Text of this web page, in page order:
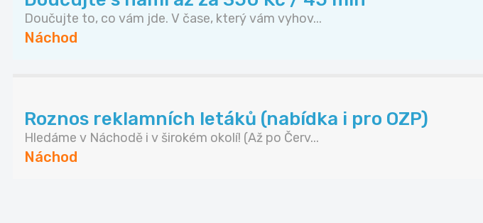
Doučujte to, co vám jde. V čase, který vám vyhov...
Náchod
Roznos reklamních letáků (nabídka i pro OZP)
Hledáme v Náchodě i v širokém okolí! (Až po Červ...
Náchod